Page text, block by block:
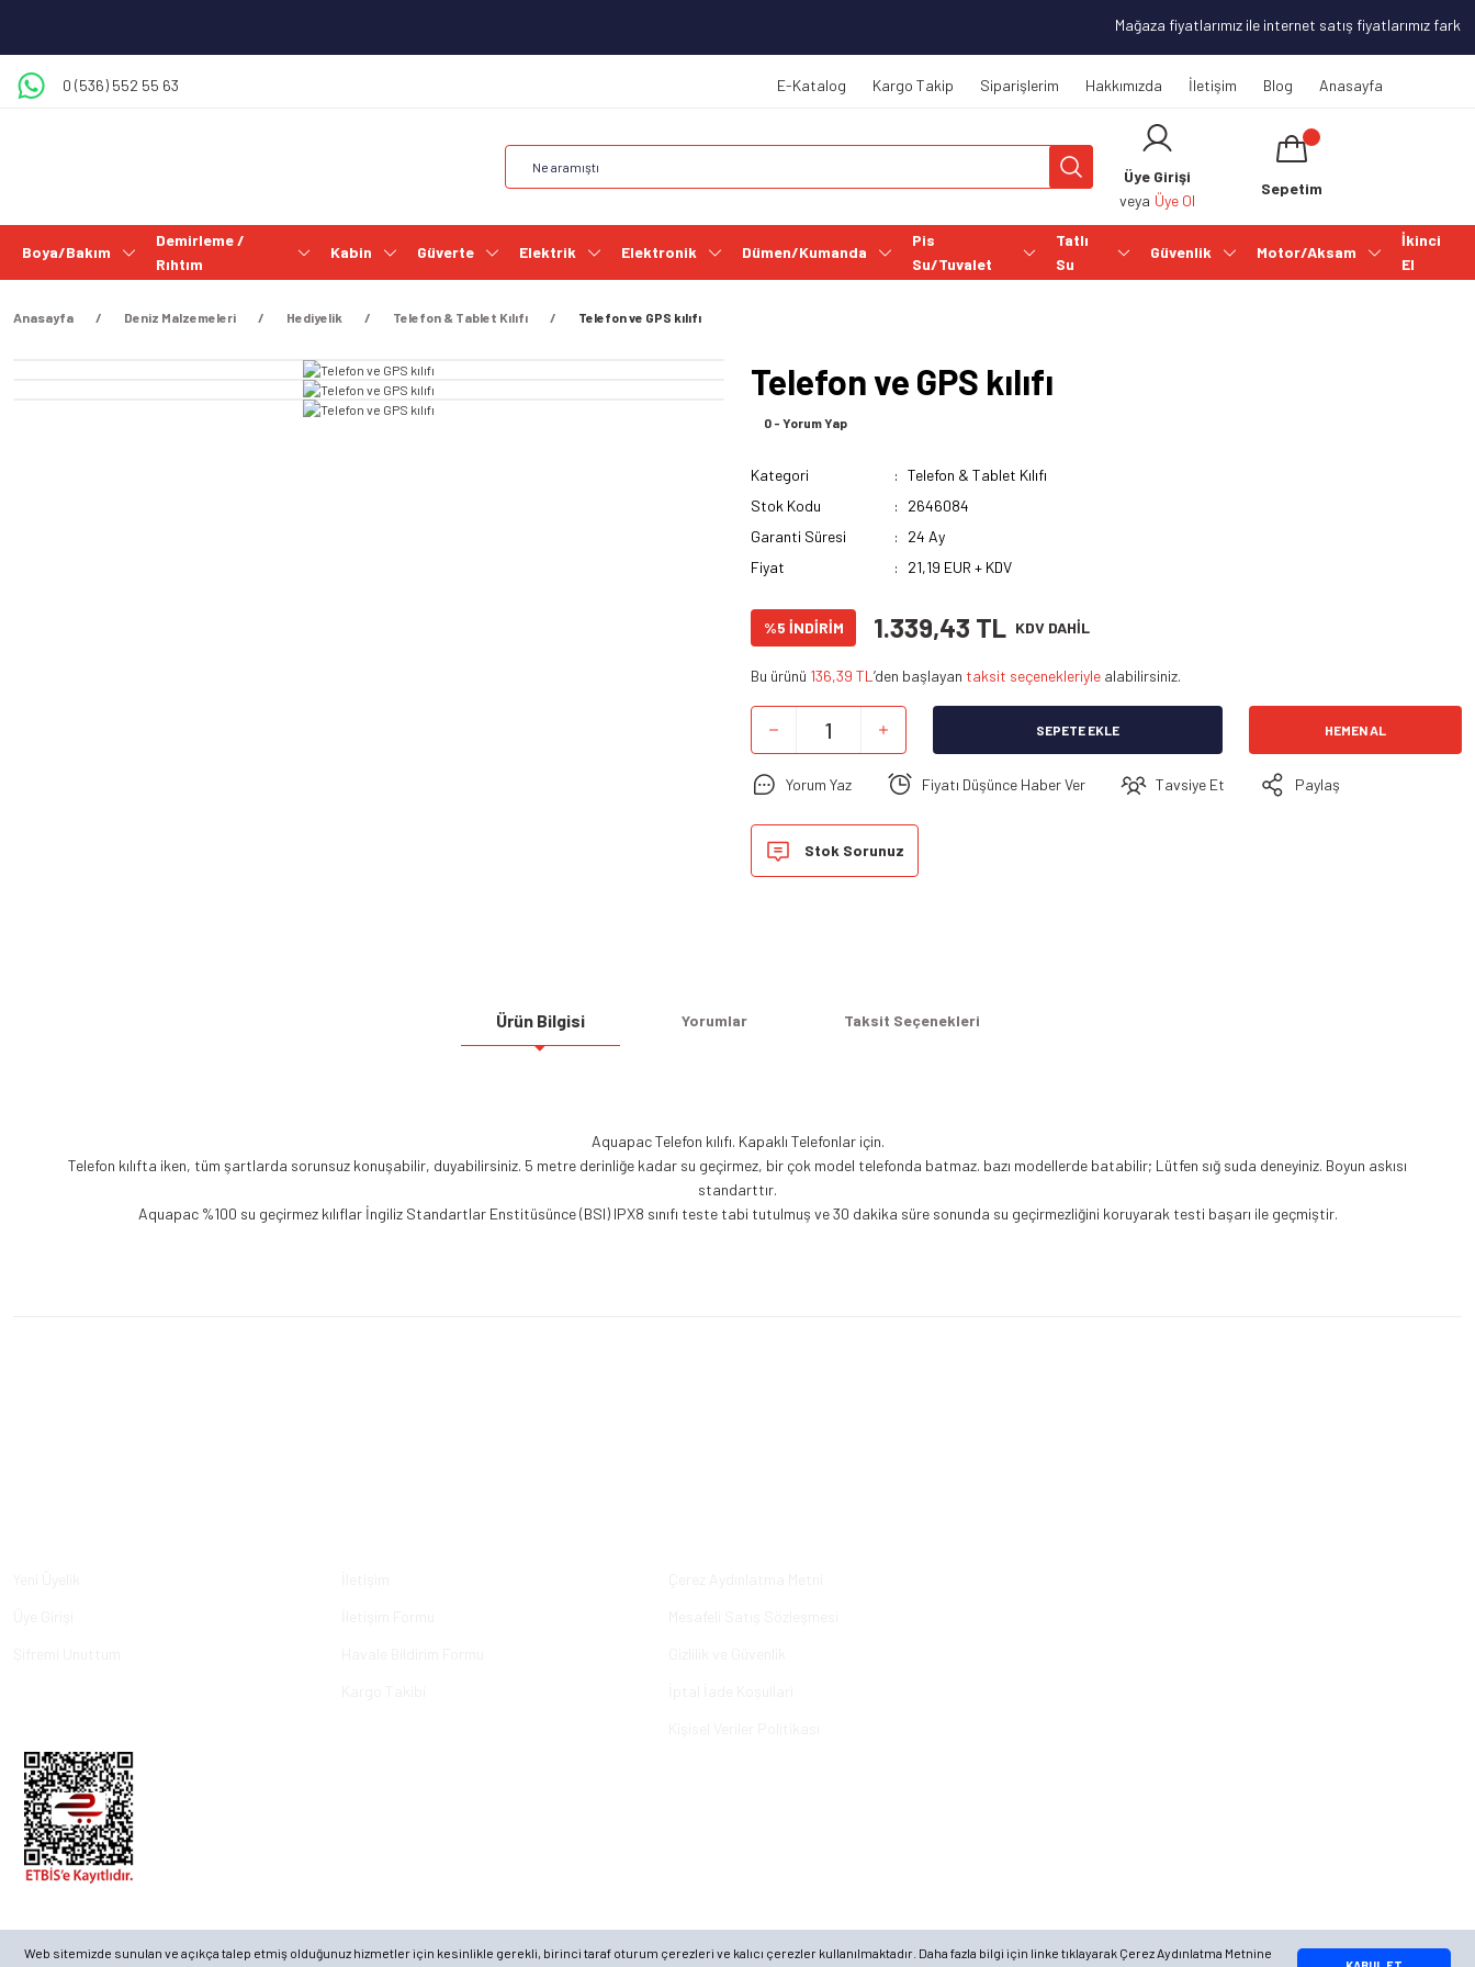
Web sitemizde sunulan ve açıkça talep etmiş olduğunuz hizmetler için kesinlikle gerekli, birinci taraf oturum çerezleri ve kalıcı çerezler kullanılmaktadır. Daha fazla bilgi için linke tıklayarak Çerez Aydınlatma Metnine
Whatsapp Bilgi Hattı
Mağaza fiyatlarımız ile internet satış fiyatlarımız
0 (536) 552 55 63 E-Katalog Kargo Takip Siparişlerim Hakkımızda İletişim Blog Anasayfa
Üye Girişi
veya Üye Ol
Sepetim
Boya/Bakım
Demirleme /
Rıhtım
Kabin Güverte Elektrik Elektronik Dümen/Kumanda
Pis
Su/Tuvalet
Tatlı
Su
Güvenlik Motor/Aksam
İkinci
El
Anasayfa Deniz Malzemeleri Hediyelik Telefon & Tablet Kılıfı Telefon ve GPS kılıfı
Telefon ve GPS kılıfı
0 - Yorum Yap
Kategori
Telefon & Tablet Kılıfı
Stok Kodu
2646084
Garanti Süresi
24 Ay
Fiyat
21,19 EUR + KDV
%5 İNDİRİM 1.339,43 TL KDV DAHİL
Bu ürünü 136,39 TL ’den başlayan taksit seçenekleriyle alabilirsiniz.
SEPETE EKLE HEMEN AL
Yorum Yaz Fiyatı Düşünce Haber Ver Tavsiye Et Paylaş
Stok Sorunuz
Ürün Bilgisi Yorumlar Taksit Seçenekleri
Aquapac Telefon kılıfı. Kapaklı Telefonlar için.
Telefon kılıfta iken, tüm şartlarda sorunsuz konuşabilir, duyabilirsiniz. 5 metre derinliğe kadar su geçirmez, bir çok model telefonda batmaz. bazı modellerde batabilir; Lütfen sığ suda deneyiniz. Boyun askısı
standarttır.
Aquapac %100 su geçirmez kılıflar İngiliz Standartlar Enstitüsünce (BSI) IPX8 sınıfı teste tabi tutulmuş ve 30 dakika süre sonunda su geçirmezliğini koruyarak testi başarı ile geçmiştir.